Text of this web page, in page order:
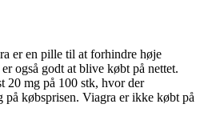
er en pille til at forhindre høje
også godt at blive købt på nettet.
20 mg på 100 stk, hvor der
købsprisen. Viagra er ikke købt på